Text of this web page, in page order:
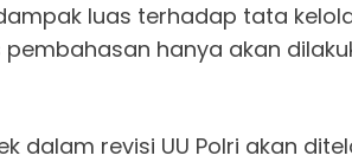
luas terhadap tata
hanya akan
dalam revisi UU Polri akan